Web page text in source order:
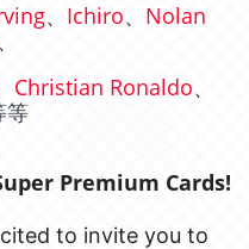
、 Ichiro、 Nolan
、
Christian Ronaldo、
等
Premium Cards!
to invite you to